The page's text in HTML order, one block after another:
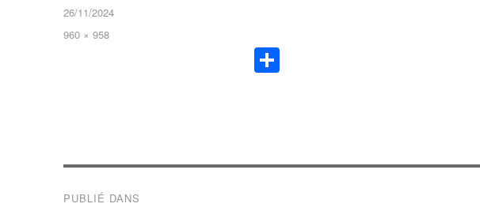
Pa
26/11/2024
960 × 958
PUBLIÉ DANS